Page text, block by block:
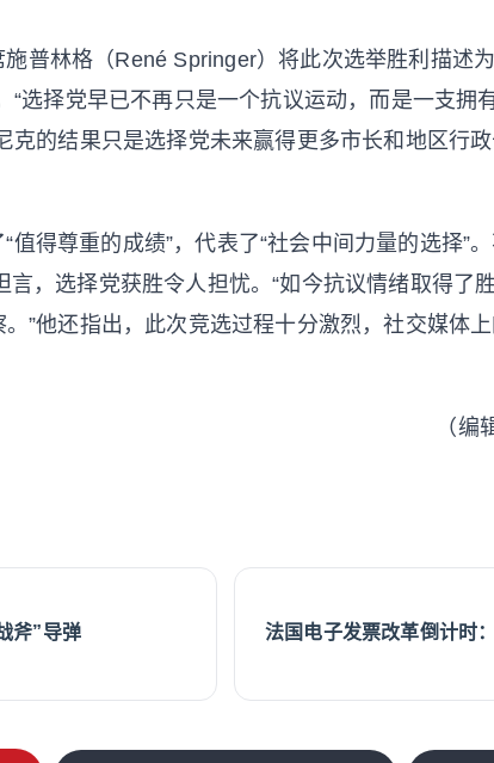
普林格（René Springer）将此次选举胜利描述
“选择党早已不再只是一个抗议运动，而是一支拥
克的结果只是选择党未来赢得更多市长和地区行
值得尊重的成绩”，代表了“社会中间力量的选择”
，选择党获胜令人担忧。“如今抗议情绪取得了
”他还指出，此次竞选过程十分激烈，社交媒体
（编
斧”导弹
法国电子发票改革倒计时